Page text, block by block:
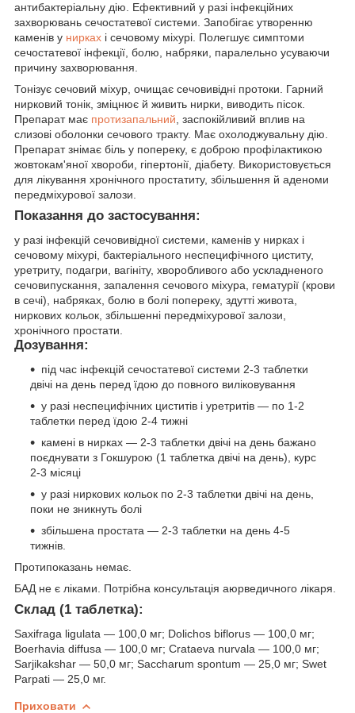
антибактеріальну дію. Ефективний у разі інфекційних
захворювань сечостатевої системи. Запобігає утворенню
каменів у нирках і сечовому міхурі. Полегшує симптоми
сечостатевої інфекції, болю, набряки, паралельно усуваючи
причину захворювання.
Тонізує сечовий міхур, очищає сечовивідні протоки. Гарний
нирковий тонік, зміцнює й живить нирки, виводить пісок.
Препарат має протизапальний, заспокійливий вплив на
слизові оболонки сечового тракту. Має охолоджувальну дію.
Препарат знімає біль у попереку, є доброю профілактикою
жовтокам'яної хвороби, гіпертонії, діабету. Використовується
для лікування хронічного простатиту, збільшення й аденоми
передміхурової залози.
Показання до застосування:
у разі інфекцій сечовивідної системи, каменів у нирках і
сечовому міхурі, бактеріального неспецифічного циститу,
уретриту, подагри, вагініту, хворобливого або ускладненого
сечовипускання, запалення сечового міхура, гематурії (крови
в сечі), набряках, болю в болі попереку, здутті живота,
ниркових кольок, збільшенні передміхурової залози,
хронічного простати.
Дозування:
під час інфекцій сечостатевої системи 2-3 таблетки
двічі на день перед їдою до повного виліковування
у разі неспецифічних циститів і уретритів — по 1-2
таблетки перед їдою 2-4 тижні
камені в нирках — 2-3 таблетки двічі на день бажано
поєднувати з Гокшурою (1 таблетка двічі на день), курс
2-3 місяці
у разі ниркових кольок по 2-3 таблетки двічі на день,
поки не зникнуть болі
збільшена простата — 2-3 таблетки на день 4-5
тижнів.
Протипоказань немає.
БАД не є ліками. Потрібна консультація аюрведичного лікаря.
Склад (1 таблетка):
Saxifraga ligulata — 100,0 мг; Dolichos biflorus — 100,0 мг;
Boerhavia diffusa — 100,0 мг; Crataeva nurvala — 100,0 мг;
Sarjikakshar — 50,0 мг; Saccharum spontum — 25,0 мг; Swet
Parpati — 25,0 мг.
Приховати